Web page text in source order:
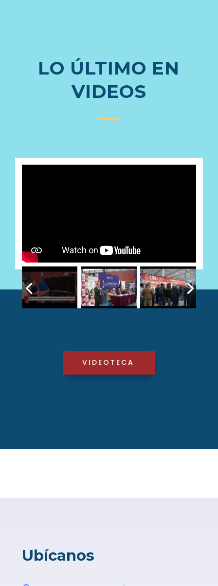
LO ÚLTIMO EN
VIDEOS
VIDEOTECA
Ubícanos